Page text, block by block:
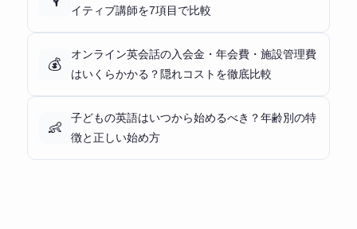
イティブ講師を7項目で比較
💰
オンライン英会話の入会金・年会費・施設管理費
はいくらかかる？隠れコストを徹底比較
👶
子どもの英語はいつから始めるべき？年齢別の特
徴と正しい始め方